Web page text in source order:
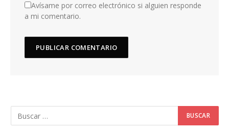
Avísame por correo electrónico si alguien responde
a mi comentario.